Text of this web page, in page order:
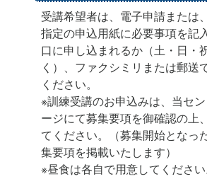
受講希望者は、電子申請または
指定の申込用紙に必要事項を記
口に申し込まれるか（土・日・
く）、ファクシミリまたは郵送
ください。
※訓練受講のお申込みは、当セ
ージにて募集要項を御確認の上
てください。（募集開始となっ
集要項を掲載いたします）
※昼食は各自で用意してください